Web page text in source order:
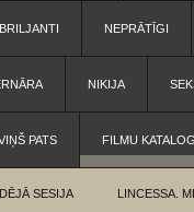
BRILJANTI NEPRĀTĪGI
NIKIJA
PATS FILMU
SESIJA LINCESSA.